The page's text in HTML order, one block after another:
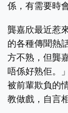
係，有需要時
龔嘉欣最近惹
的各種傳聞熱
方不熟，但龔
唔係好熟佢。
被前輩欺負的
教做戲，自言